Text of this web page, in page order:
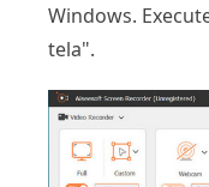
Windows.
tela".